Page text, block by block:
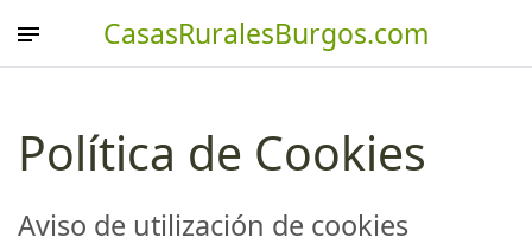
CasasRuralesBurgos.com
Política de Cookies
Aviso de utilización de cookies